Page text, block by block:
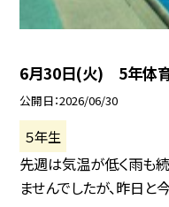
6月30日(火) 5年体
公開日 2026/06/30
５年生
先週は気温が低く雨も
ませんでしたが、昨日と